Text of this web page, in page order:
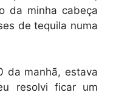
da minha cabeça
de tequila numa
da manhã, estava
resolvi ficar um